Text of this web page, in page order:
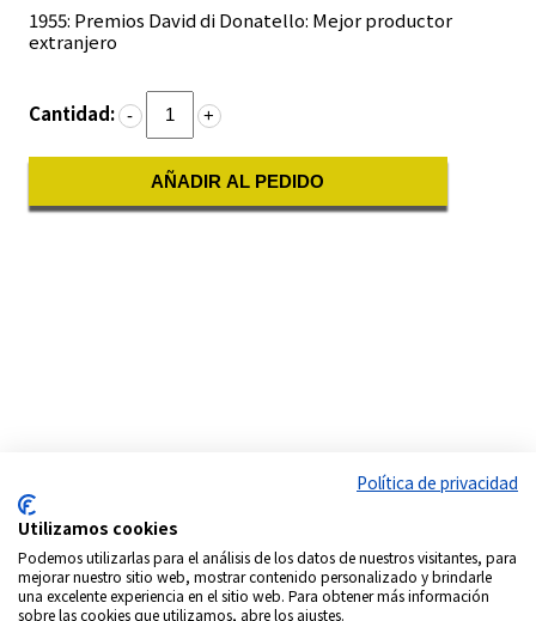
1955: Premios David di Donatello: Mejor productor
extranjero
Cantidad: - +
AÑADIR AL PEDIDO
Política de privacidad
Utilizamos cookies
Podemos utilizarlas para el análisis de los datos de nuestros visitantes, para
mejorar nuestro sitio web, mostrar contenido personalizado y brindarle
una excelente experiencia en el sitio web. Para obtener más información
sobre las cookies que utilizamos, abre los ajustes.